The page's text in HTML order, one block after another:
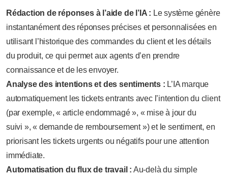
Rédaction de réponses à l’aide de l’IA : Le système génère
instantanément des réponses précises et personnalisées en
utilisant l’historique des commandes du client et les détails
du produit, ce qui permet aux agents d’en prendre
connaissance et de les envoyer.
Analyse des intentions et des sentiments : L’IA marque
automatiquement les tickets entrants avec l’intention du client
(par exemple, « article endommagé », « mise à jour du
suivi », « demande de remboursement ») et le sentiment, en
priorisant les tickets urgents ou négatifs pour une attention
immédiate.
Automatisation du flux de travail : Au-delà du simple